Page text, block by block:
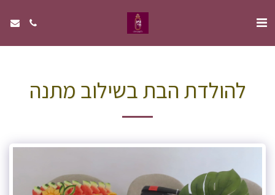
להולדת הבת בשילוב מתנה